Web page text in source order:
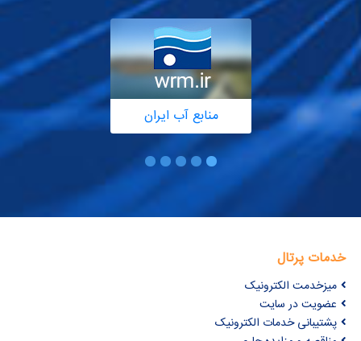
منابع آب ایران
خدمات پرتال
میزخدمت الکترونیک
عضویت در سایت
پشتیبانی خدمات الکترونیک